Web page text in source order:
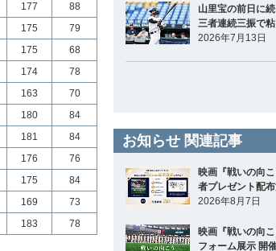
177
88
175
79
175
68
174
78
163
70
180
84
181
84
176
76
175
84
169
73
183 78
山里宝の前日に
三者連続三振で
2026年7月13日
お知らせ 関連記事
映画『戦いの向
者プレゼント配布
2026年8月7日
映画『戦いの向
フォーム展示 開